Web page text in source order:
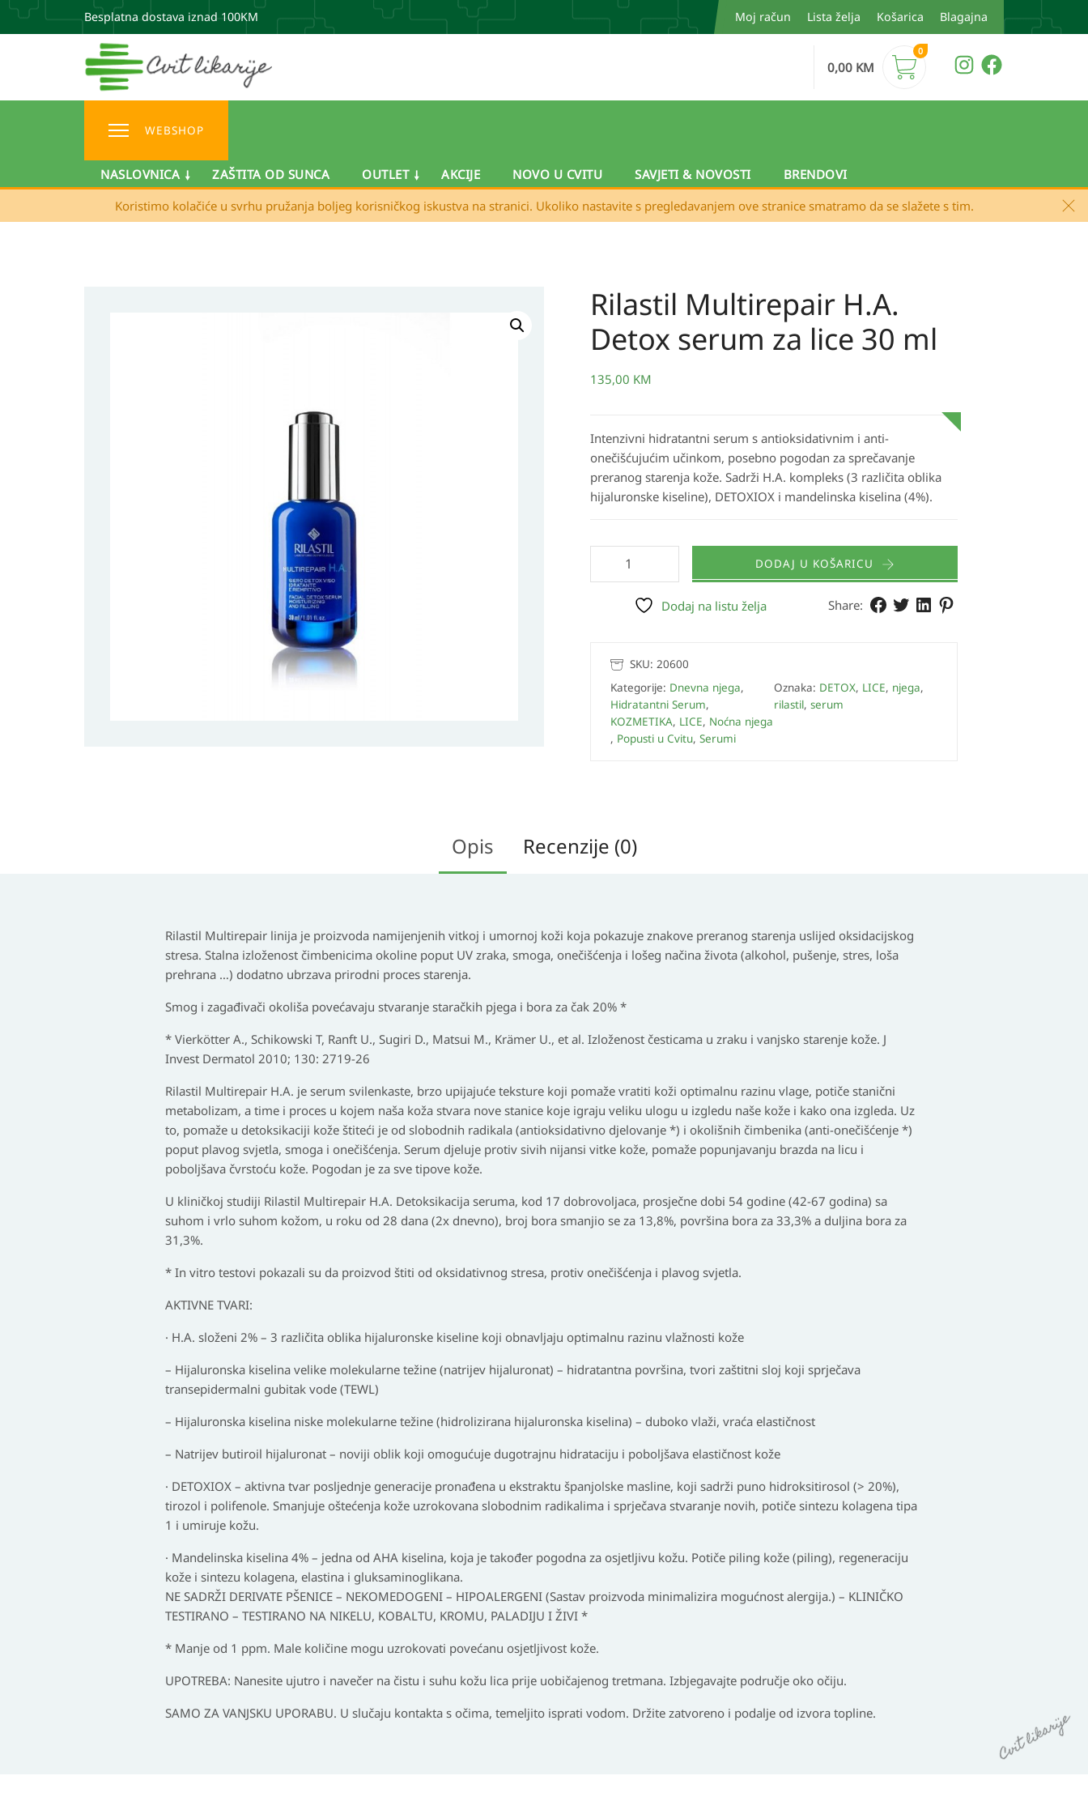
Besplatna dostava iznad 100KM Moj račun Lista želja Košarica Blagajna
0,00 KM
0
WEBSHOP
NASLOVNICA ZAŠTITA OD SUNCA OUTLET AKCIJE NOVO U CVITU SAVJETI & NOVOSTI
BRENDOVI
Koristimo kolačiće u svrhu pružanja boljeg korisničkog iskustva na stranici. Ukoliko nastavite s pregledavanjem ove stranice smatramo da se slažete s tim.
Rilastil Multirepair H.A.
Detox serum za lice 30 ml
135,00 KM
Intenzivni hidratantni serum s antioksidativnim i anti-
onečišćujućim učinkom, posebno pogodan za sprečavanje
preranog starenja kože. Sadrži H.A. kompleks (3 različita oblika
hijaluronske kiseline), DETOXIOX i mandelinska kiselina (4%).
Multirepair
količina
DODAJ U KOŠARICU
Share:
Dodaj na listu želja
SKU: 20600
Kategorije: Dnevna njega,
Hidratantni Serum,
KOZMETIKA, LICE, Noćna njega
, Popusti u Cvitu, Serumi
Oznaka: DETOX, LICE, njega,
rilastil, serum
Opis Recenzije (0)
Rilastil Multirepair linija je proizvoda namijenjenih vitkoj i umornoj koži koja pokazuje znakove preranog starenja uslijed oksidacijskog
stresa. Stalna izloženost čimbenicima okoline poput UV zraka, smoga, onečišćenja i lošeg načina života (alkohol, pušenje, stres, loša
prehrana …) dodatno ubrzava prirodni proces starenja.
Smog i zagađivači okoliša povećavaju stvaranje staračkih pjega i bora za čak 20% *
* Vierkötter A., ​​Schikowski T, Ranft U., Sugiri D., Matsui M., Krämer U., et al. Izloženost česticama u zraku i vanjsko starenje kože. J
Invest Dermatol 2010; 130: 2719-26
Rilastil Multirepair H.A. je serum svilenkaste, brzo upijajuće teksture koji pomaže vratiti koži optimalnu razinu vlage, potiče stanični
metabolizam, a time i proces u kojem naša koža stvara nove stanice koje igraju veliku ulogu u izgledu naše kože i kako ona izgleda. Uz
to, pomaže u detoksikaciji kože štiteći je od slobodnih radikala (antioksidativno djelovanje *) i okolišnih čimbenika (anti-onečišćenje *)
poput plavog svjetla, smoga i onečišćenja. Serum djeluje protiv sivih nijansi vitke kože, pomaže popunjavanju brazda na licu i
poboljšava čvrstoću kože. Pogodan je za sve tipove kože.
U kliničkoj studiji Rilastil Multirepair H.A. Detoksikacija seruma, kod 17 dobrovoljaca, prosječne dobi 54 godine (42-67 godina) sa
suhom i vrlo suhom kožom, u roku od 28 dana (2x dnevno), broj bora smanjio se za 13,8%, površina bora za 33,3% a duljina bora za
31,3%.
* In vitro testovi pokazali su da proizvod štiti od oksidativnog stresa, protiv onečišćenja i plavog svjetla.
AKTIVNE TVARI:
· H.A. složeni 2% – 3 različita oblika hijaluronske kiseline koji obnavljaju optimalnu razinu vlažnosti kože
– Hijaluronska kiselina velike molekularne težine (natrijev hijaluronat) – hidratantna površina, tvori zaštitni sloj koji sprječava
transepidermalni gubitak vode (TEWL)
– Hijaluronska kiselina niske molekularne težine (hidrolizirana hijaluronska kiselina) – duboko vlaži, vraća elastičnost
– Natrijev butiroil hijaluronat – noviji oblik koji omogućuje dugotrajnu hidrataciju i poboljšava elastičnost kože
· DETOXIOX – aktivna tvar posljednje generacije pronađena u ekstraktu španjolske masline, koji sadrži puno hidroksitirosol (> 20%),
tirozol i polifenole. Smanjuje oštećenja kože uzrokovana slobodnim radikalima i sprječava stvaranje novih, potiče sintezu kolagena tipa
1 i umiruje kožu.
· Mandelinska kiselina 4% – jedna od AHA kiselina, koja je također pogodna za osjetljivu kožu. Potiče piling kože (piling), regeneraciju
kože i sintezu kolagena, elastina i gluksaminoglikana.
NE SADRŽI DERIVATE PŠENICE – NEKOMEDOGENI – HIPOALERGENI (Sastav proizvoda minimalizira mogućnost alergija.) – KLINIČKO
TESTIRANO – TESTIRANO NA NIKELU, KOBALTU, KROMU, PALADIJU I ŽIVI *
* Manje od 1 ppm. Male količine mogu uzrokovati povećanu osjetljivost kože.
UPOTREBA: Nanesite ujutro i navečer na čistu i suhu kožu lica prije uobičajenog tretmana. Izbjegavajte područje oko očiju.
SAMO ZA VANJSKU UPORABU. U slučaju kontakta s očima, temeljito isprati vodom. Držite zatvoreno i podalje od izvora topline.